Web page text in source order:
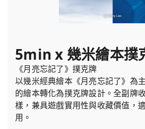
5min x 幾米繪本撲
《月亮忘記了》撲克牌
以幾米經典繪本《月亮忘記了》為
的繪本轉化為撲克牌設計。全副牌
樣，兼具遊戲實用性與收藏價值，
用。